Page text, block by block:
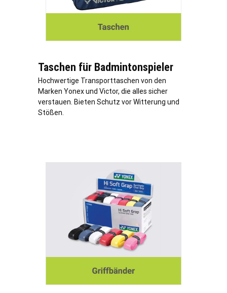
Taschen für Badmintonspieler
Hochwertige Transporttaschen von den
Marken Yonex und Victor, die alles sicher
verstauen. Bieten Schutz vor Witterung und
Stößen.